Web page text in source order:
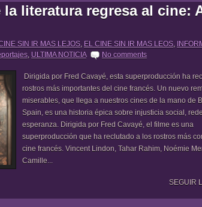
la literatura regresa al cine:
SIN IR MAS LEJOS, EL CINE SIN IR MAS LEOS,
, ULTIMA NOTICIA No comments
Dirigida por Fred Cavayé, esta superproducción ha
rostros más importantes del cine francés. Un nuevo
miserables, que llega a nuestros cines de la mano de
Spain, es una historia épica sobre injusticia social,
esperanza. Dirigida por Fred Cavayé, el filme es una
superproducción que ha reclutado a los rostros más
cine francés. Vincent Lindon, Tahar Rahim, Noémie
Camille...
SEGUIR